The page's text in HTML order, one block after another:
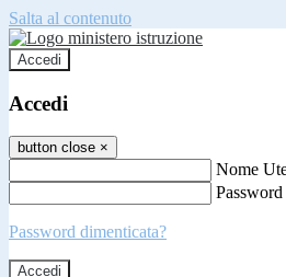
Salta al contenuto
Accedi
Accedi
button close ×
Nome
Password
Password dimenticata?